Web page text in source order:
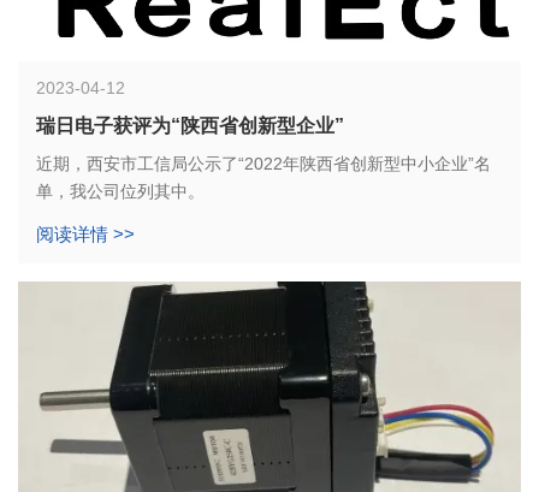
2023-04-12
瑞日电子获评为“陕西省创新型企业”
近期，西安市工信局公示了“2022年陕西省创新型中小企业”名
单，我公司位列其中。
阅读详情 >>